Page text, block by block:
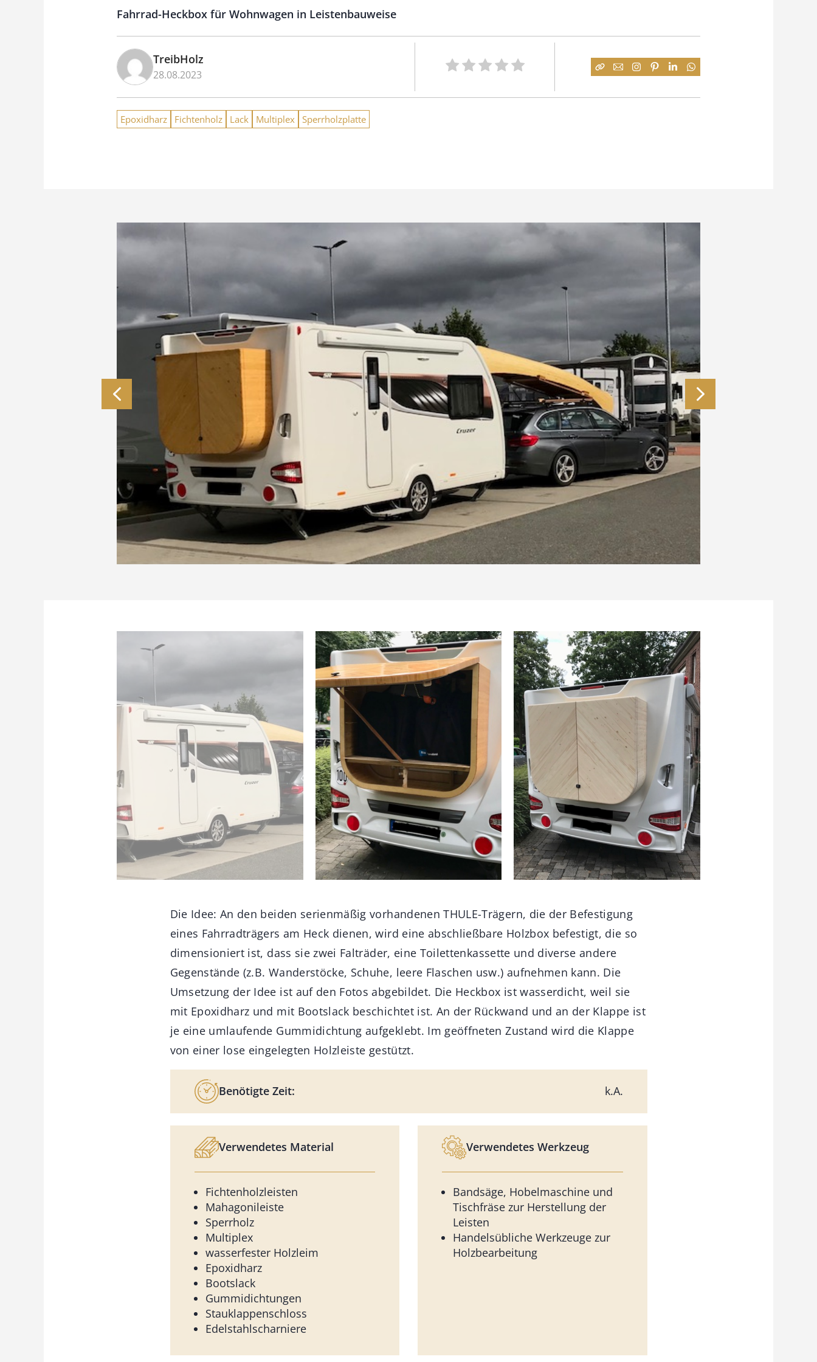
Fahrrad-Heckbox für Wohnwagen in Leistenbauweise
TreibHolz
28.08.2023
Epoxidharz Fichtenholz Lack Multiplex Sperrholzplatte
Die Idee: An den beiden serienmäßig vorhandenen THULE-Trägern, die der Befestigung
eines Fahrradträgers am Heck dienen, wird eine abschließbare Holzbox befestigt, die so
dimensioniert ist, dass sie zwei Falträder, eine Toilettenkassette und diverse andere
Gegenstände (z.B. Wanderstöcke, Schuhe, leere Flaschen usw.) aufnehmen kann. Die
Umsetzung der Idee ist auf den Fotos abgebildet. Die Heckbox ist wasserdicht, weil sie
mit Epoxidharz und mit Bootslack beschichtet ist. An der Rückwand und an der Klappe ist
je eine umlaufende Gummidichtung aufgeklebt. Im geöffneten Zustand wird die Klappe
von einer lose eingelegten Holzleiste gestützt.
Benötigte Zeit: k.A.
Verwendetes Material
Fichtenholzleisten
Mahagonileiste
Sperrholz
Multiplex
wasserfester Holzleim
Epoxidharz
Bootslack
Gummidichtungen
Stauklappenschloss
Edelstahlscharniere
Verwendetes Werkzeug
Bandsäge, Hobelmaschine und
Tischfräse zur Herstellung der
Leisten
Handelsübliche Werkzeuge zur
Holzbearbeitung